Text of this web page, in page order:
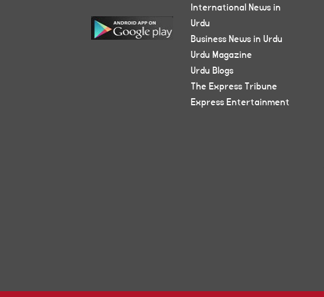
International News in
Urdu
Business News in Urdu
Urdu Magazine
Urdu Blogs
The Express Tribune
Express Entertainment